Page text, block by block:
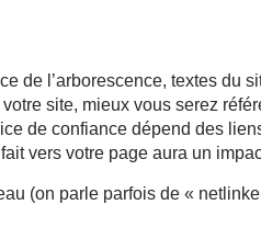
de l’arborescence, textes
site, mieux vous serez
de confiance dépend des
vers votre page aura un
(on parle parfois de «